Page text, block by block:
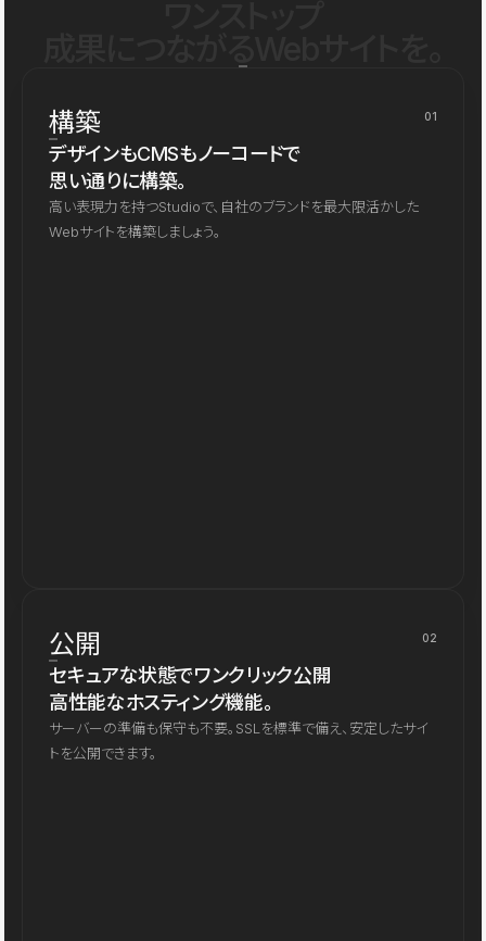
構築 01
デザインもCMSもノーコードで
思い通りに構築。
高い表現力を持つStudioで、自社のブランドを最大限活かした
Webサイトを構築しましょう。
公開 02
セキュアな状態でワンクリック公開
高性能なホスティング機能。
サーバーの準備も保守も不要。SSLを標準で備え、安定したサイ
トを公開できます。